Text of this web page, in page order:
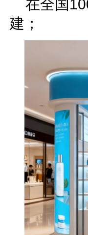
在全国
建；